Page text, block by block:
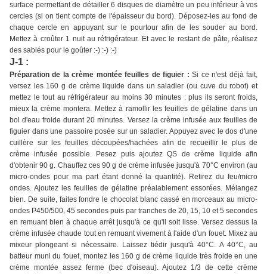
surface permettant de détailler 6 disques de diamètre un peu inférieur à vos
cercles (si on tient compte de l'épaisseur du bord). Déposez-les au fond de
chaque cercle en appuyant sur le pourtour afin de les souder au bord.
Mettez à croûter 1 nuit au réfrigérateur. Et avec le restant de pâte, réalisez
des sablés pour le goûter :-) :-) :-)
J-1 :
Préparation de la crème montée feuilles de figuier :Si ce n'est déjà fait,
versez les 160 g de crème liquide dans un saladier (ou cuve du robot) et
mettez le tout au réfrigérateur au moins 30 minutes : plus ils seront froids,
mieux la crème montera. Mettez à ramollir les feuilles de gélatine dans un
bol d'eau froide durant 20 minutes. Versez la crème infusée aux feuilles de
figuier dans une passoire posée sur un saladier. Appuyez avec le dos d'une
cuillère sur les feuilles découpées/hachées afin de recueillir le plus de
crème infusée possible. Pesez puis ajoutez QS de crème liquide afin
d'obtenir 90 g. Chauffez ces 90 g de crème infusée jusqu'à 70°C environ (au
micro-ondes pour ma part étant donné la quantité). Retirez du feu/micro
ondes. Ajoutez les feuilles de gélatine préalablement essorées. Mélangez
bien. De suite, faites fondre le chocolat blanc cassé en morceaux au micro-
ondes P450/500, 45 secondes puis par tranches de 20, 15, 10 et 5 secondes
en remuant bien à chaque arrêt jusqu'à ce qu'il soit lisse. Versez dessus la
crème infusée chaude tout en remuant vivement à l'aide d'un fouet. Mixez au
mixeur plongeant si nécessaire. Laissez tiédir jusqu'à 40°C. A 40°C, au
batteur muni du fouet, montez les 160 g de crème liquide très froide en une
crème montée assez ferme (bec d'oiseau). Ajoutez 1/3 de cette crème